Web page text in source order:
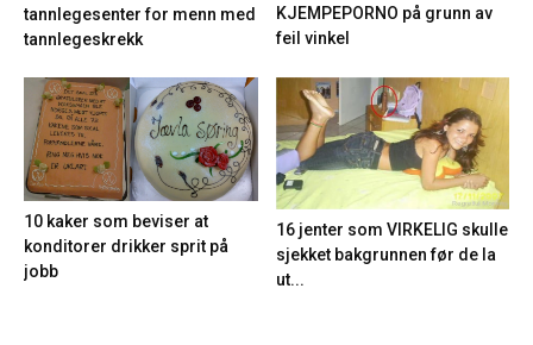
tannlegesenter for menn med
tannlegeskrekk
KJEMPEPORNO på grunn av
feil vinkel
10 kaker som beviser at
konditorer drikker sprit på
jobb
16 jenter som VIRKELIG skulle
sjekket bakgrunnen før de la
ut...